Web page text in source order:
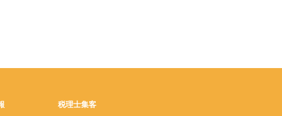
税理士集客